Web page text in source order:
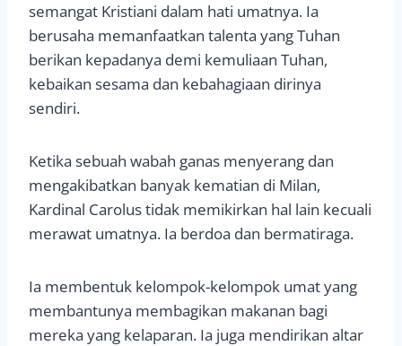
semangat Kristiani dalam hati umatnya. Ia
berusaha memanfaatkan talenta yang Tuhan
berikan kepadanya demi kemuliaan Tuhan,
kebaikan sesama dan kebahagiaan dirinya
sendiri.
Ketika sebuah wabah ganas menyerang dan
mengakibatkan banyak kematian di Milan,
Kardinal Carolus tidak memikirkan hal lain kecuali
merawat umatnya. Ia berdoa dan bermatiraga.
Ia membentuk kelompok-kelompok umat yang
membantunya membagikan makanan bagi
mereka yang kelaparan. Ia juga mendirikan altar